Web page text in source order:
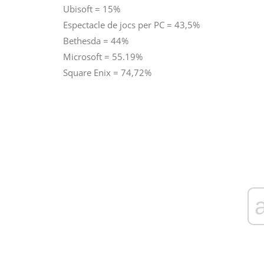
Ubisoft = 15%
Espectacle de jocs per PC = 43,5%
Bethesda = 44%
Microsoft = 55.19%
Square Enix = 74,72%